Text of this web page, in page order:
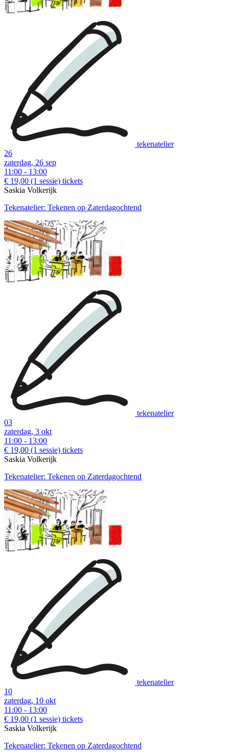
tekenatelier
26
zaterdag, 26 sep
11:00 - 13:00
€ 19,00 (1 sessie) tickets
Saskia Volkerijk
Tekenatelier: Tekenen op Zaterdagochtend
tekenatelier
03
zaterdag, 3 okt
11:00 - 13:00
€ 19,00 (1 sessie) tickets
Saskia Volkerijk
Tekenatelier: Tekenen op Zaterdagochtend
tekenatelier
10
zaterdag, 10 okt
11:00 - 13:00
€ 19,00 (1 sessie) tickets
Saskia Volkerijk
Tekenatelier: Tekenen op Zaterdagochtend